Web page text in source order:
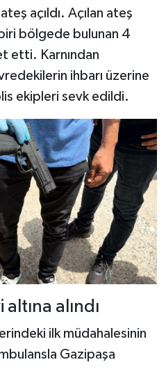
açıldı. Açılan ateş
bölgede bulunan 4
etti. Karnından
ihbarı üzerine
ekipleri sevk edildi.
alındı
ilk müdahalesinin
Gazipaşa